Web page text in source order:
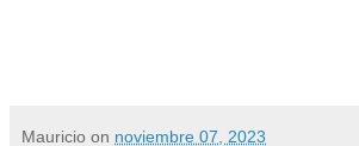
Mauricio on noviembre 07, 2023